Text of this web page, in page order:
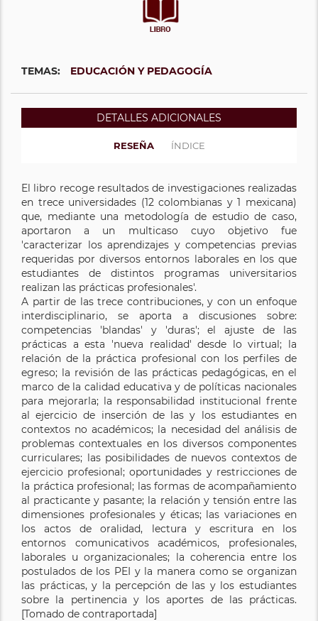
TEMAS: EDUCACIÓN Y PEDAGOGÍA
DETALLES ADICIONALES
RESEÑA ÍNDICE
El libro recoge resultados de investigaciones realizadas
en trece universidades (12 colombianas y 1 mexicana)
que, mediante una metodología de estudio de caso,
aportaron a un multicaso cuyo objetivo fue
'caracterizar los aprendizajes y competencias previas
requeridas por diversos entornos laborales en los que
estudiantes de distintos programas universitarios
realizan las prácticas profesionales'.
A partir de las trece contribuciones, y con un enfoque
interdisciplinario, se aporta a discusiones sobre:
competencias 'blandas' y 'duras'; el ajuste de las
prácticas a esta 'nueva realidad' desde lo virtual; la
relación de la práctica profesional con los perfiles de
egreso; la revisión de las prácticas pedagógicas, en el
marco de la calidad educativa y de políticas nacionales
para mejorarla; la responsabilidad institucional frente
al ejercicio de inserción de las y los estudiantes en
contextos no académicos; la necesidad del análisis de
problemas contextuales en los diversos componentes
curriculares; las posibilidades de nuevos contextos de
ejercicio profesional; oportunidades y restricciones de
la práctica profesional; las formas de acompañamiento
al practicante y pasante; la relación y tensión entre las
dimensiones profesionales y éticas; las variaciones en
los actos de oralidad, lectura y escritura en los
entornos comunicativos académicos, profesionales,
laborales u organizacionales; la coherencia entre los
postulados de los PEI y la manera como se organizan
las prácticas, y la percepción de las y los estudiantes
sobre la pertinencia y los aportes de las prácticas.
[Tomado de contraportada]